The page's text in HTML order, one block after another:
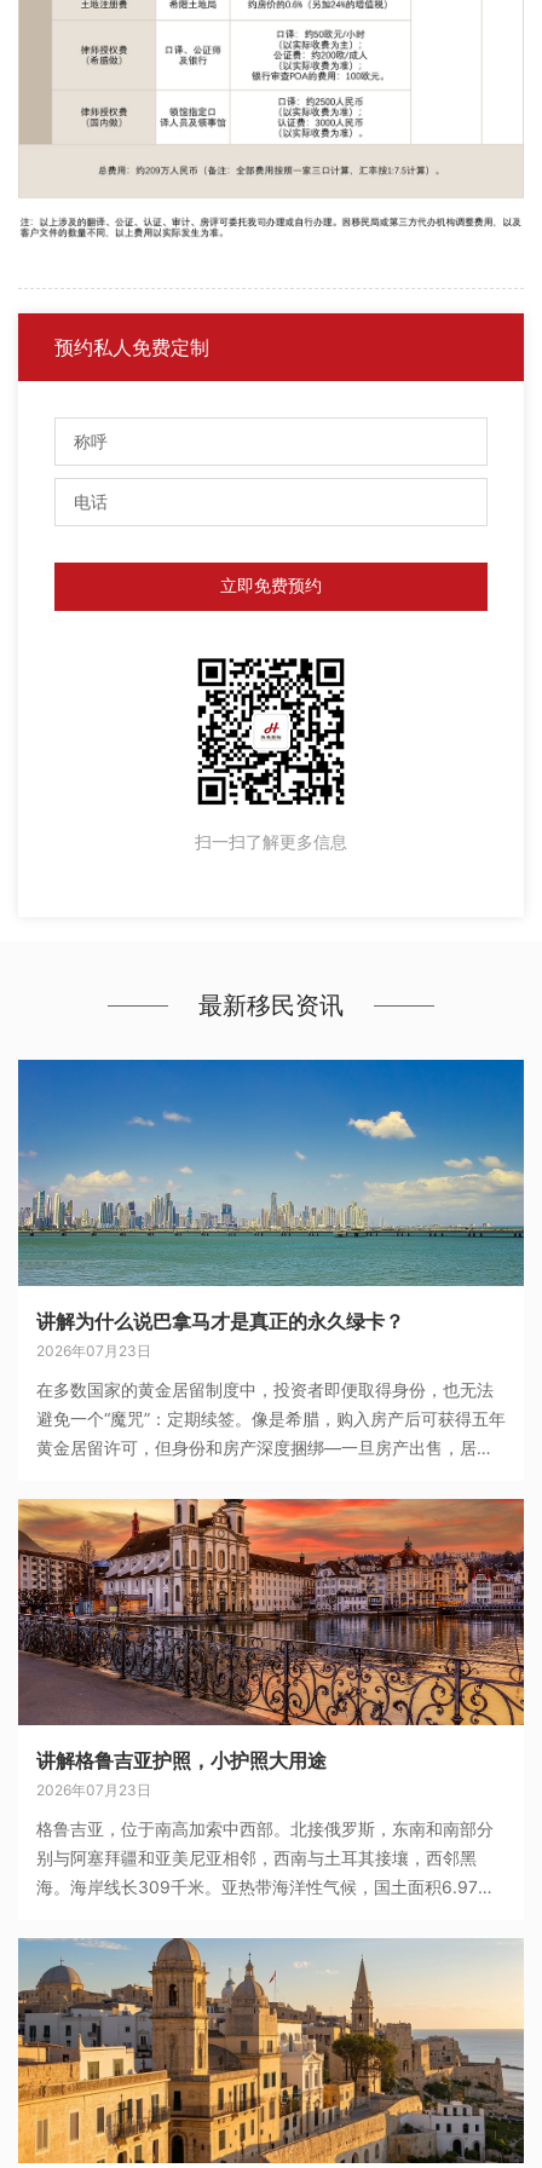
预约私人免费定制
立即免费预约
扫一扫了解更多信息
最新移民资讯
讲解为什么说巴拿马才是真正的永久绿卡？
2026年07月23日
在多数国家的黄金居留制度中，投资者即便取得身份，也无法
避免一个“魔咒”：定期续签。像是希腊，购入房产后可获得五年
黄金居留许可，但身份和房产深度捆绑—一旦房产出售，居留
绿卡”概念：一旦申请获批，即
讲解格鲁吉亚护照，小护照大用途
2026年07月23日
格鲁吉亚，位于南高加索中西部。北接俄罗斯，东南和南部分
别与阿塞拜疆和亚美尼亚相邻，西南与土耳其接壤，西邻黑
海。海岸线长309千米。亚热带海洋性气候，国土面积6.97万
州、2个自治共和国组成。截至